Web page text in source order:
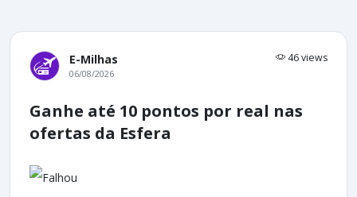
E-Milhas 46 views
06/08/2026
Ganhe até 10 pontos por real nas
ofertas da Esfera